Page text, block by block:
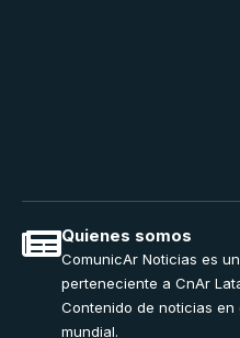
Quienes somos
ComunicAr Noticias es
perteneciente a CnAr
Contenido de noticias
mundial.